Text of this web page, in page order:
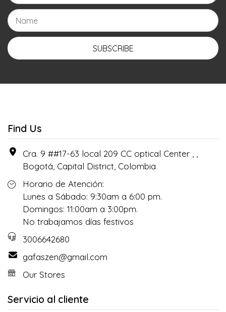
SUBSCRIBE
Find Us
Cra. 9 ##17-63 local 209 CC optical Center , ,
Bogotá, Capital District, Colombia
Horario de Atención:
Lunes a Sábado: 9:30am a 6:00 pm.
Domingos: 11:00am a 3:00pm.
No trabajamos días festivos
3006642680
gafaszen@gmail.com
Our Stores
Servicio al cliente